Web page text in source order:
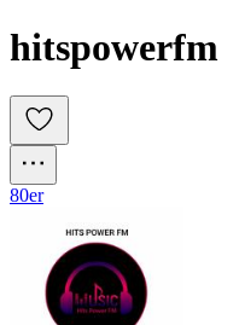
hitspowerfm
80er